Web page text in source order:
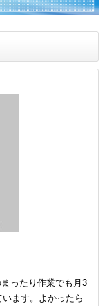
ったり作業でも月3
ます。よかったら